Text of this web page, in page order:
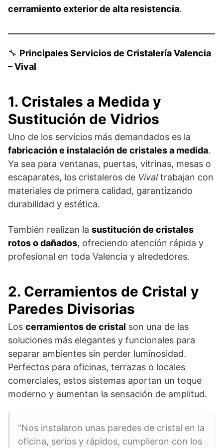
cerramiento exterior de alta resistencia.
🔧 Principales Servicios de Cristalería Valencia
– Vival
1. Cristales a Medida y
Sustitución de Vidrios
Uno de los servicios más demandados es la
fabricación e instalación de cristales a medida.
Ya sea para ventanas, puertas, vitrinas, mesas o
escaparates, los cristaleros de Vivaltrabajan con
materiales de primera calidad, garantizando
durabilidad y estética.
También realizan la sustitución de cristales
rotos o dañados, ofreciendo atención rápida y
profesional en toda Valencia y alrededores.
2. Cerramientos de Cristal y
Paredes Divisorias
Los cerramientos de cristal son una de las
soluciones más elegantes y funcionales para
separar ambientes sin perder luminosidad.
Perfectos para oficinas, terrazas o locales
comerciales, estos sistemas aportan un toque
moderno y aumentan la sensación de amplitud.
“Nos instalaron unas paredes de cristal en la
oficina, serios y rápidos, cumplieron con los